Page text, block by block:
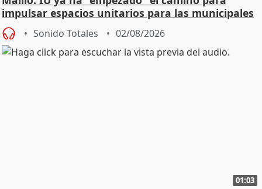
impulsar espacios unitarios para las municipales
Sonido Totales 02/08/2026
01:03